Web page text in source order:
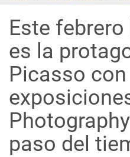
Este
es la
Picasso
paso del